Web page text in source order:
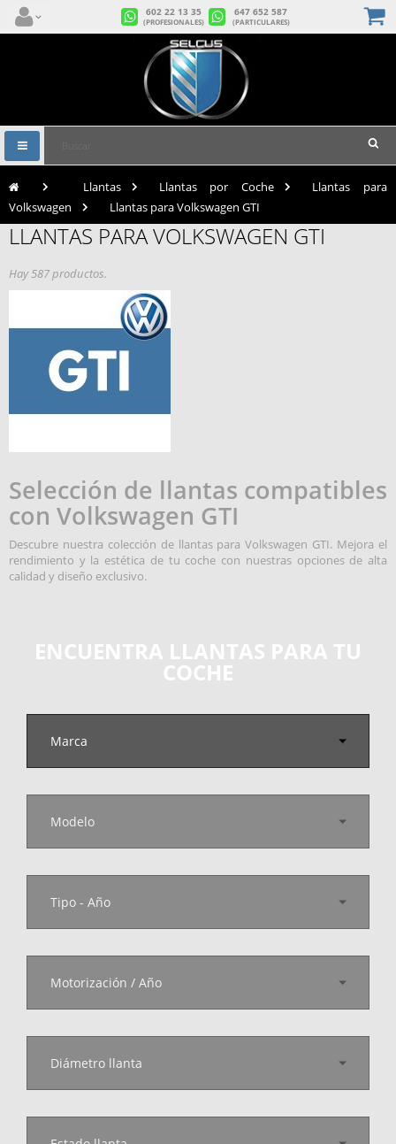
602 22 13 35
(PROFESIONALES)
647 652 587
(PARTICULARES)
Navegación
Toggle
Llantas Llantas por Coche
Llantas para
Volkswagen
Llantas para Volkswagen GTI
LLANTAS PARA VOLKSWAGEN GTI
Hay 587 productos.
Selección de llantas compatibles
con Volkswagen GTI
Descubre nuestra colección de llantas para Volkswagen GTI. Mejora el
rendimiento y la estética de tu coche con nuestras opciones de alta
calidad y diseño exclusivo.
ENCUENTRA LLANTAS PARA TU
COCHE
Marca
Modelo
Tipo - Año
Motorización / Año
Diámetro llanta